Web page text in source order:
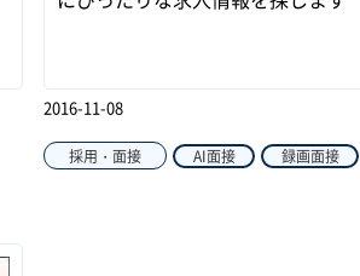
2016-11-08
採用・面接 AI面接 録画面接